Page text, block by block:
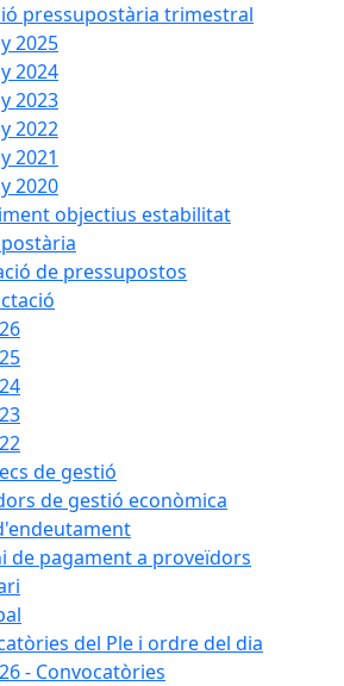
pressupostària trimestral
2025
2024
2023
2022
2021
2020
objectius estabilitat
de pressupostos
de gestió
de gestió econòmica
de pagament a proveïdors
del Ple i ordre del dia
- Convocatòries